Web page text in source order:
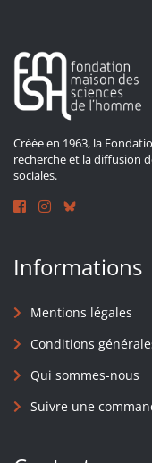
Créée en 1963, la
recherche et la diffusion
sociales.
Informations
Mentions légales
Conditions
Qui sommes-nous
Suivre une